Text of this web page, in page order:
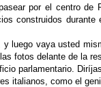
por el centro de
construidos
luego vaya usted
fotos delante de la
parlamentario.
italianos, como el